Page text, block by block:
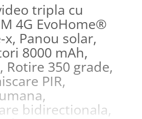
tripla cu
4G EvoHome®
x, Panou solar,
8000 mAh,
Rotire 350 grade,
PIR,
bidirectionala,